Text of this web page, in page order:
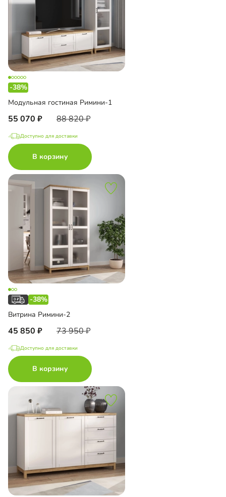
-38%
Модульная гостиная Римини-1
55 070 88 820
Доступно для доставки
В корзину
-38%
Витрина Римини-2
45 850 73 950
Доступно для доставки
В корзину